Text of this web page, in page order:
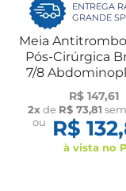
ENTREGA
GRANDE SP
Meia
Pós-Cirúrgica
7/8
Bariátrica Lipo
21mmHg
R$ 147,61
2xde R$ 73,81
ou
R$
à vista no